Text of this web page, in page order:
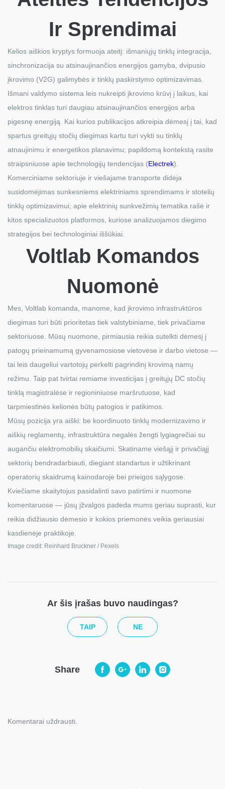
Ir Sprendimai
Kelios aiškios kryptys formuoja ateitį: išmaniųjų tinklų integracija,
sinchronizacija su atsinaujinančios energijos gamyba, dvipusio
įkrovimo (V2G) galimybės ir tinklų paskirstymo optimizavimas.
Išmani valdymo sistema leis nukreipti įkrovimo krūvį į laikus, kai
elektros tinklas turi daugiau atsinaujinančios energijos arba
pigesnę energiją. Kai kurios publikacijos atkreipia dėmesį į tai, kad
spartus greitųjų stočių diegimas kartu turi vykti su tinklų
atnaujinimu ir energetikos planavimu; papildomą kontekstą rasite
straipsniuose apie technologijų tendencijas (Electrek).
Komerciniame sektoriuje ir viešajame transporte didėja
susidomėjimas sunkesniems elektriniams sprendimams ir stotelių
tinklų optimizavimui; apie elektrinių sunkvežimių tematika rašė ir
kitos specializuotos platformos, kuriose analizuojamos diegimo
strategijos bei technologiniai iššūkiai.
Voltlab Komandos
Nuomonė
Mes, Voltlab komanda, manome, kad įkrovimo infrastruktūros
diegimas turi būti prioritetas tiek valstybiniame, tiek privačiame
sektoriuose. Mūsų nuomone, pirmiausia reikia sutelkti dėmesį į
patogų prieinamumą gyvenamosiose vietovėse ir darbo vietose —
tai leis daugeliui vartotojų perkelti pagrindinį krovimą namų
režimu. Taip pat tvirtai remiame investicijas į greitųjų DC stočių
tinklą magistralėse ir regioniniuose maršrutuose, kad
tarpmiestinės kelionės būtų patogios ir patikimos.
Mūsų pozicija yra aiški: be koordinuoto tinklų modernizavimo ir
aiškių reglamentų, infrastruktūra negalės žengti lygiagrečiai su
augančiu elektromobilių skaičiumi. Skatiname viešąjį ir privačiąjį
sektorių bendradarbiauti, diegiant standartus ir užtikrinant
operatorių skaidrumą kainodaroje bei prieigos sąlygose.
Kviečiame skaitytojus pasidalinti savo patirtimi ir nuomone
komentaruose — jūsų įžvalgos padeda mums geriau suprasti, kur
reikia didžiausio dėmesio ir kokios priemonės veikia geriausiai
kasdienėje praktikoje.
Image credit: Reinhard Bruckner / Pexels
Ar šis įrašas buvo naudingas?
TAIP NE
Share
Komentarai uždrausti.